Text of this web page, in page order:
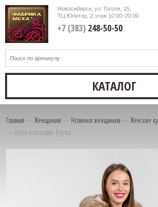
Новосибирск, ул. Гоголя, 15,
ТЦ Юпитер, 2 этаж10:00–20:00
+7 (383)248-50-50
КАТАЛОГ
Главная — Женщинам — Новинки женщинам — Женские
— Шуба норковая. Куртка